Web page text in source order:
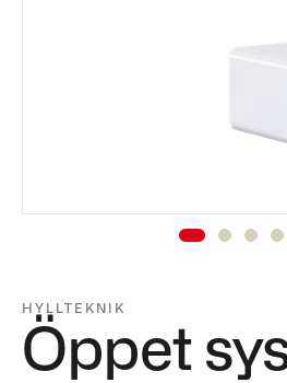
HYLLTEKNIK
Öppet